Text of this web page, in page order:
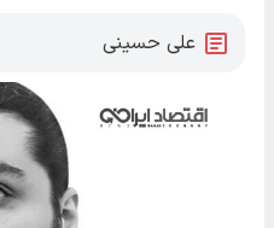
علی حسینی